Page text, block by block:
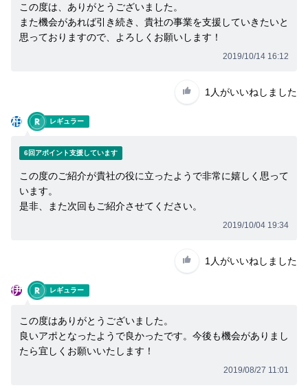
この度は、ありがとうございました。
また機会があれば引き続き、貴社の事業を支援していきたいと
思っておりますので、よろしくお願いします！
2019/10/14 16:12
1人がいいねしました
柏 レギュラー
6回アポイント支援しています
この度のご紹介が貴社の役に立ったようで非常に嬉しく思って
います。
是非、また次回もご紹介させてください。
2019/10/04 19:34
1人がいいねしました
伊 レギュラー
この度はありがとうございました。
良いアポとなったようで良かったです。今後も機会がありまし
たら宜しくお願いいたします！
2019/08/27 11:01